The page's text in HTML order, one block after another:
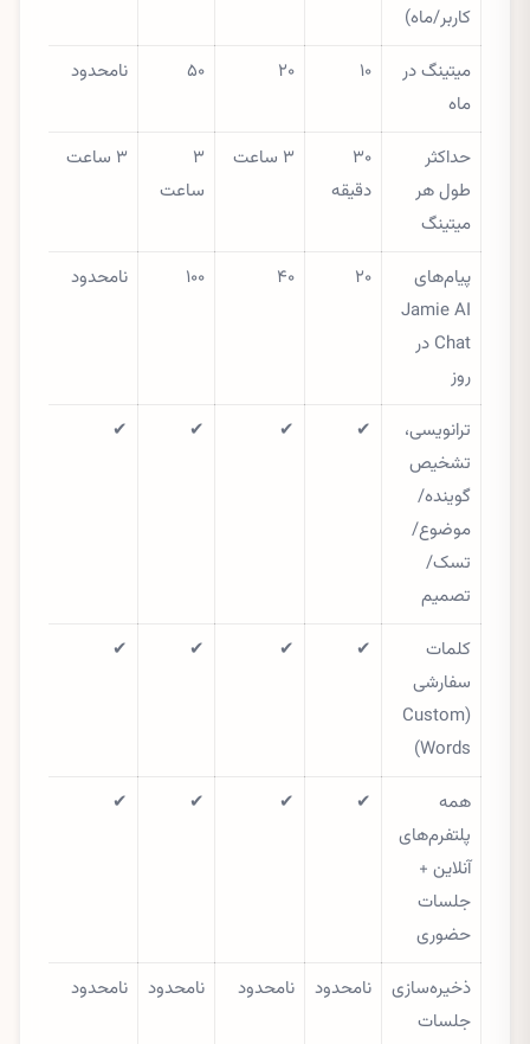
کاربر/ماه)
میتینگ در
ماه
۱۰ ۲۰ ۵۰ نامحدود
حداکثر
طول هر
میتینگ
۳۰
دقیقه
۳ ساعت
۳
ساعت
۳ ساعت
پیام‌های
Jamie AI
Chat در
روز
۲۰ ۴۰ ۱۰۰ نامحدود
ترانویسی،
تشخیص
گوینده/
موضوع/
تسک/
تصمیم
✔
✔
✔
✔
کلمات
سفارشی
(Custom
Words)
✔
✔
✔
✔
همه
پلتفرم‌های
آنلاین +
جلسات
حضوری
✔
✔
✔
✔
ذخیره‌سازی
جلسات
نامحدود نامحدود نامحدود نامحدود